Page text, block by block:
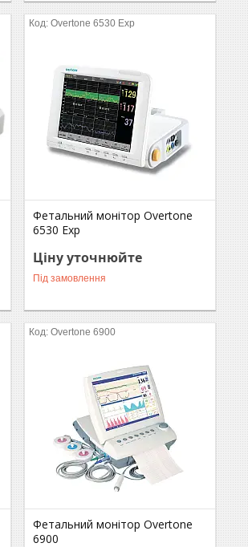
Overtone 6530 Exp
Фетальний монітор Overtone
6530 Exp
Ціну уточнюйте
Під замовлення
Overtone 6900
Фетальний монітор Overtone
6900